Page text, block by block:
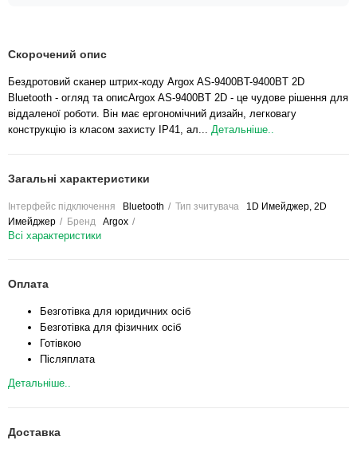
Скорочений опис
Бездротовий сканер штрих-коду Argox AS-9400BT-9400BT 2D
Bluetooth - огляд та описArgox AS-9400BT 2D - це чудове рішення для
віддаленої роботи. Він має ергономічний дизайн, легковагу
конструкцію із класом захисту IP41, ал... Детальніше..
Загальні характеристики
Інтерфейс підключення Bluetooth Тип зчитувача
1D Имейджер, 2D
Имейджер
Бренд Argox
Всі характеристики
Оплата
Безготівка для юридичних осіб
Безготівка для фізичних осіб
Готівкою
Післяплата
Детальніше..
Доставка